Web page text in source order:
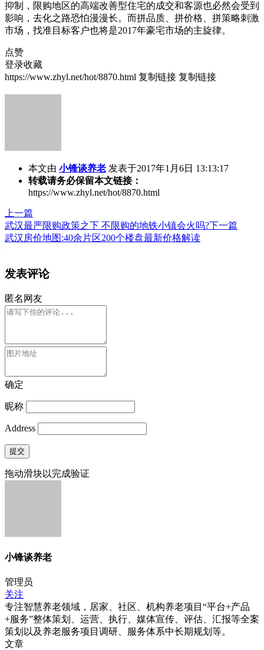
抑制，限购地区的高端改善型住宅的成交和客源也必然会受到
影响，去化之路恐怕漫漫长。而拼品质、拼价格、拼策略刺激
市场，找准目标客户也将是2017年豪宅市场的主旋律。
点赞
登录收藏
https://www.zhyl.net/hot/8870.html 复制链接 复制链接
本文由 小锋谈养老 发表于2017年1月6日 13:13:17
转载请务必保留本文链接：
https://www.zhyl.net/hot/8870.html
上一篇
武汉最严限购政策之下 不限购的地铁小镇会火吗?下一篇
武汉房价地图:40余片区200个楼盘最新价格解读
发表评论
匿名网友
确定
昵称
Address
提交
拖动滑块以完成验证
小锋谈养老
管理员
关注
专注智慧养老领域，居家、社区、机构养老项目“平台+产品
+服务”整体策划、运营、执行、媒体宣传、评估、汇报等全案
策划以及养老服务项目调研、服务体系中长期规划等。
文章